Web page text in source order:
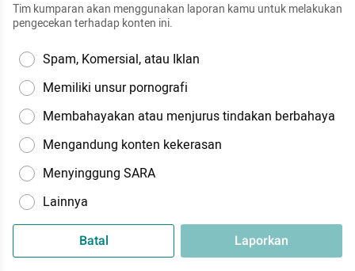
Tim kumparan akan menggunakan laporan kamu untuk melakukan
pengecekan terhadap konten ini.
Spam, Komersial, atau Iklan
Memiliki unsur pornografi
Membahayakan atau menjurus tindakan berbahaya
Mengandung konten kekerasan
Menyinggung SARA
Lainnya
Batal Laporkan